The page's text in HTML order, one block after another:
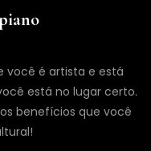
você é artista e está
está no lugar certo.
benefícios que você